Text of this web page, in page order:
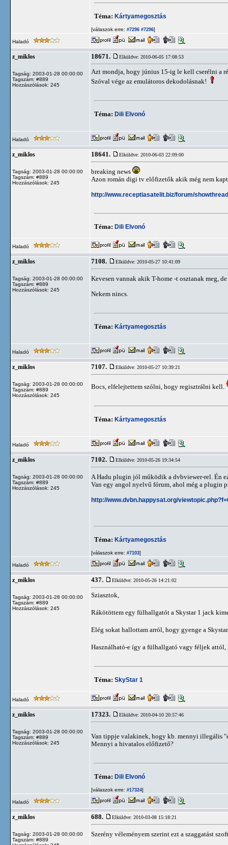
Téma: Kártyamegosztás
[válaszok erre: #7296 #7296]
Haladó
z_miklos
Tagság: 2003-01-28 00:00:00
Tagszám: #889
Hozzászólások: 245
18671. Elküldve: 2010-06-05 17:08:53
Azt mondja, hogy június 15-ig le kell cserélni a
Szóval vége az emulátoros dekodolásnak!
Téma: Dili Elvonó
Haladó
z_miklos
Tagság: 2003-01-28 00:00:00
Tagszám: #889
Hozzászólások: 245
18641. Elküldve: 2010-06-03 22:09:00
breaking news
Azon román digi tv előfizetők akik még nem
http://www.receptiasatelit.biz/forum/
Téma: Dili Elvonó
Haladó
z_miklos
Tagság: 2003-01-28 00:00:00
Tagszám: #889
Hozzászólások: 245
7108. Elküldve: 2010-05-27 10:41:09
Kevesen vannak akik T-home -t osztanak meg,
Nekem nincs.
Téma: Kártyamegosztás
Haladó
z_miklos
Tagság: 2003-01-28 00:00:00
Tagszám: #889
Hozzászólások: 245
7107. Elküldve: 2010-05-27 10:39:21
Bocs, elfelejtettem szólni, hogy regisztrálni kell.
Téma: Kártyamegosztás
Haladó
z_miklos
Tagság: 2003-01-28 00:00:00
Tagszám: #889
Hozzászólások: 245
7102. Elküldve: 2010-05-26 19:34:54
A Hadu plugin jól működik a dvbviewer-rel. Én
Van egy angol nyelvű fórum, ahol még a plugin
http://www.dvbn.happysat.org/
Téma: Kártyamegosztás
[válaszok erre: #7103]
Haladó
z_miklos
Tagság: 2003-01-28 00:00:00
Tagszám: #889
Hozzászólások: 245
437. Elküldve: 2010-05-26 14:21:02
Sziasztok,
Rákötöttem egy fülhallgatót a Skystar 1 jack
Elég sokat hallottam arról, hogy gyenge a
Használható-e így a fülhallgató vagy féljek attól,
Téma: SkyStar 1
Haladó
z_miklos
Tagság: 2003-01-28 00:00:00
Tagszám: #889
Hozzászólások: 245
17323. Elküldve: 2010-04-10 20:57:46
Van tippje valakinek, hogy kb. mennyi illegális
Mennyi a hivatalos előfizető?
Téma: Dili Elvonó
[válaszok erre: #17324]
Haladó
z_miklos
Tagság: 2003-01-28 00:00:00
Tagszám: #889
688. Elküldve: 2010-03-08 15:18:21
Szerény véleményem szerint ezt a szaggatást